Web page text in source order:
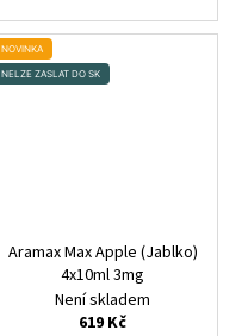
NOVINKA
NELZE ZASLAT DO SK
Aramax Max Apple (Jablko)
4x10ml 3mg
Není skladem
619 Kč